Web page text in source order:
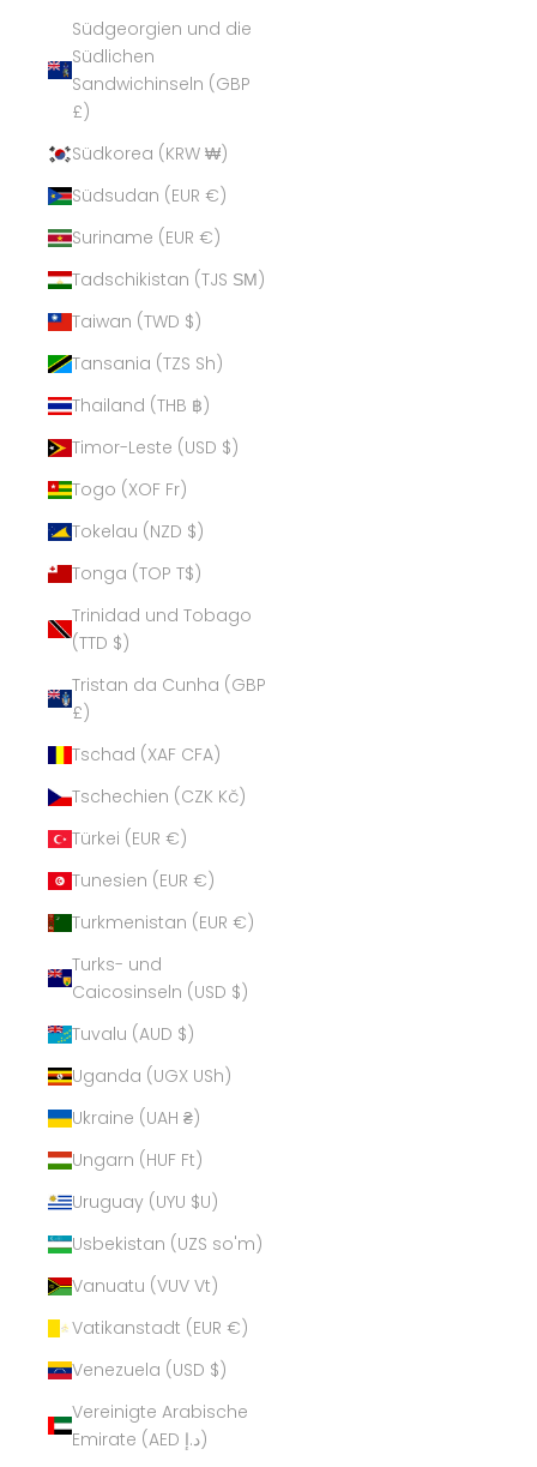
Südgeorgien und die
Südlichen
Sandwichinseln (GBP
£)
Südkorea (KRW ₩)
Südsudan (EUR €)
Suriname (EUR €)
Tadschikistan (TJS ЅМ)
Taiwan (TWD $)
Tansania (TZS Sh)
Thailand (THB ฿)
Timor-Leste (USD $)
Togo (XOF Fr)
Tokelau (NZD $)
Tonga (TOP T$)
Trinidad und Tobago
(TTD $)
Tristan da Cunha (GBP
£)
Tschad (XAF CFA)
Tschechien (CZK Kč)
Türkei (EUR €)
Tunesien (EUR €)
Turkmenistan (EUR €)
Turks- und
Caicosinseln (USD $)
Tuvalu (AUD $)
Uganda (UGX USh)
Ukraine (UAH ₴)
Ungarn (HUF Ft)
Uruguay (UYU $U)
Usbekistan (UZS so'm)
Vanuatu (VUV Vt)
Vatikanstadt (EUR €)
Venezuela (USD $)
Vereinigte Arabische
Emirate (AED د.إ)